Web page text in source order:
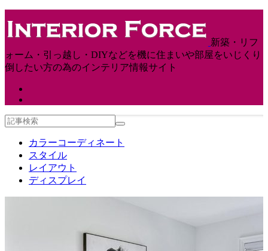
新築・リフ
ォーム・引っ越し・DIYなどを機に住まいや部屋をいじくり
倒したい方の為のインテリア情報サイト
カラーコーディネート
スタイル
レイアウト
ディスプレイ